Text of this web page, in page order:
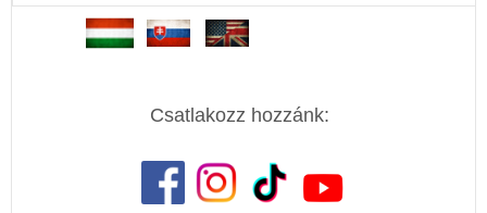
Csatlakozz hozzánk: